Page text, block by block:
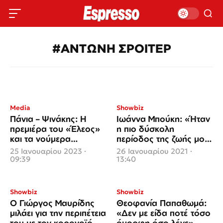
#ΑΝΤΩΝΗ ΣΡΟΙΤΕΡ
Media
Πάνια – Ψινάκης: Η
πρεμιέρα του «Έλεος»
και τα νούμερα
τηλεθέασης
25 Ιανουαρίου 2023 ·
09:39
Showbiz
Ιωάννα Μπούκη: «Ήταν
η πιο δύσκολη
περίοδος της ζωής μου,
ήμουν ζωντανή νεκρή»
(video)
26 Ιανουαρίου 2021 ·
13:40
Showbiz
Ο Γιώργος Μαυρίδης
μιλάει για την περιπέτεια
Showbiz
Θεοφανία Παπαθωμά:
«Δεν με είδα ποτέ τόσο